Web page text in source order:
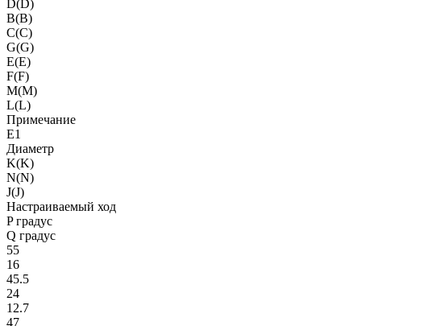
D(D)
B(B)
C(C)
G(G)
E(E)
F(F)
M(M)
L(L)
Примечание
E1
Диаметр
K(K)
N(N)
J(J)
Настраиваемый ход
P градус
Q градус
55
16
45.5
24
12.7
47